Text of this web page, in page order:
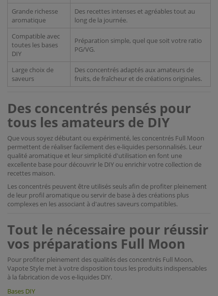
Grande richesse
aromatique
Des recettes intenses et agréables tout au
long de la journée.
Compatible avec
toutes les bases
DIY
Préparation simple, quel que soit votre ratio
PG/VG.
Large choix de
saveurs
Des concentrés adaptés aux amateurs de
fruits, de fraîcheur et de créations originales.
Des concentrés pensés pour
tous les amateurs de DIY
Que vous soyez débutant ou expérimenté, les concentrés Full Moon
permettent de réaliser facilement des e-liquides personnalisés. Leur
qualité aromatique et leur simplicité d'utilisation en font une
excellente base pour découvrir le DIY ou enrichir votre collection de
recettes maison.
Les concentrés peuvent être utilisés seuls afin de profiter pleinement
de leur profil aromatique ou servir de base à des créations plus
complexes en les associant à d'autres saveurs compatibles.
Tout le nécessaire pour réussir
vos préparations Full Moon
Pour profiter pleinement des qualités des concentrés Full Moon,
Vapote Style met à votre disposition tous les produits indispensables
à la fabrication de vos e-liquides DIY.
Bases DIY